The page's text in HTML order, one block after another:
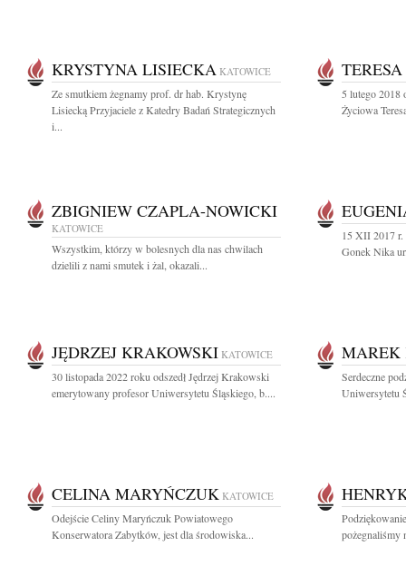
KRYSTYNA LISIECKA KATOWICE
Ze smutkiem żegnamy prof. dr hab. Krystynę
Lisiecką Przyjaciele z Katedry Badań Strategicznych
i...
5 lutego 2018
Życiowa
ZBIGNIEW CZAPLA-NOWICKI
KATOWICE
Wszystkim, którzy w bolesnych dla nas chwilach
dzielili z nami smutek i żal, okazali...
15 XII 2017 r.
Gonek Nika
JĘDRZEJ KRAKOWSKI KATOWICE
30 listopada 2022 roku odszedł Jędrzej Krakowski
emerytowany profesor Uniwersytetu Śląskiego, b....
MAREK
Serdeczne
Uniwersytetu
CELINA MARYŃCZUK KATOWICE
Odejście Celiny Maryńczuk Powiatowego
Konserwatora Zabytków, jest dla środowiska...
pożegnaliśmy